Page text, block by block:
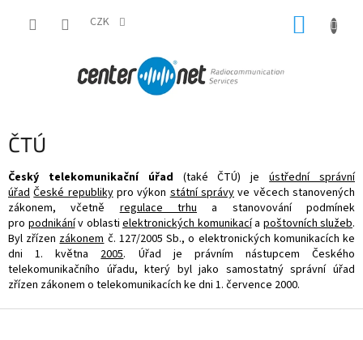
CZK
ČTÚ
Český telekomunikační úřad (také ČTÚ) jeústřední správní
úřad České republikypro výkon státní správy ve věcech stanovených
zákonem, včetně regulace trhu a stanovování podmínek
pro podnikánív oblasti elektronických komunikacía poštovních služeb.
Byl zřízen zákonem č. 127/2005 Sb., o elektronických komunikacích ke
dni 1. května 2005. Úřad je právním nástupcem Českého
telekomunikačního úřadu, který byl jako samostatný správní úřad
zřízen zákonem o telekomunikacích ke dni 1. července 2000.